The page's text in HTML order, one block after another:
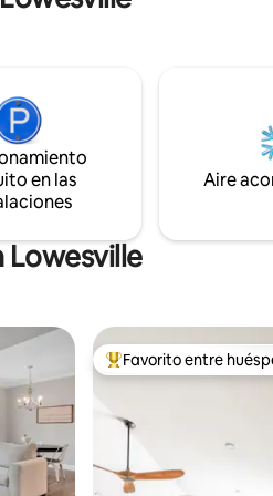
del lago
Admitimos hasta 2
en las
Aire
Lowesville
Favorito entre
Favorito entre